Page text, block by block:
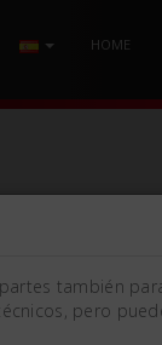
HOME
también
pero